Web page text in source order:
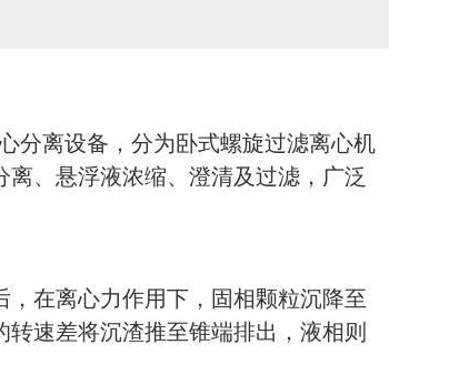
分离设备，分为卧式螺旋过滤离心机
、悬浮液浓缩、澄清及过滤，广泛
在离心力作用下，固相颗粒沉降至
速差将沉渣推至锥端排出，液相则